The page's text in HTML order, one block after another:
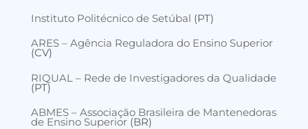
Instituto Politécnico de Setúbal (PT)
ARES – Agência Reguladora do Ensino Superior
(CV)
RIQUAL – Rede de Investigadores da Qualidade
(PT)
ABMES – Associação Brasileira de Mantenedoras
de Ensino Superior (BR)